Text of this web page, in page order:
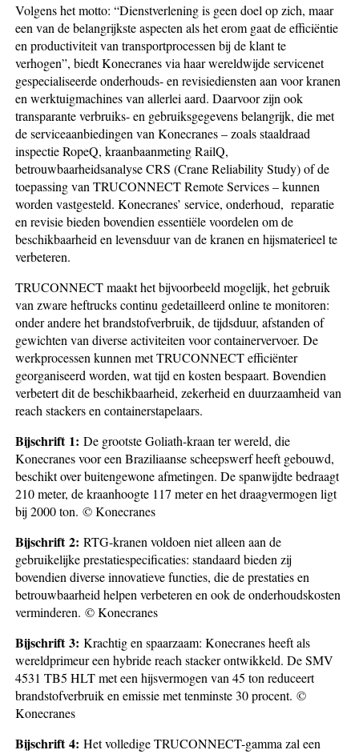
Volgens het motto: “Dienstverlening is geen doel op zich, maar
een van de be­langrijkste aspecten als het erom gaat de efficiëntie
en productiviteit van transportprocessen bij de klant te
verhogen”, biedt Konecranes via haar wereldwijde servicenet
gespecialiseerde onderhouds- en revisie­diensten aan voor kranen
en werktuigmachines van allerlei aard. Daarvoor zijn ook
transparante verbruiks- en gebruiksgegevens belangrijk, die met
de serviceaanbiedingen van Konecranes – zoals staaldraad
inspectie RopeQ, kraanbaanmeting RailQ,
betrouwbaarheidsanalyse CRS (Crane Relia­bility Study) of de
toepassing van TRUCONNECT Remote Services – kunnen
worden vastgesteld. Konecranes’ service, onderhoud, reparatie
en revisie bieden bovendien essentiële voordelen om de
beschikbaarheid en levensduur van de kranen en hijsmaterieel te
verbeteren.
TRUCONNECT maakt het bijvoorbeeld mogelijk, het gebruik
van zware hef­trucks continu gedetailleerd online te monitoren:
onder andere het brand­stofverbruik, de tijdsduur, afstanden of
gewichten van diverse activi­teiten voor containervervoer. De
werkprocessen kunnen met TRUCONNECT efficiënter
georganiseerd worden, wat tijd en kosten bespaart. Bovendien
verbetert dit de beschikbaarheid, zekerheid en duurzaamheid van
reach stackers en containerstapelaars.
Bijschrift 1:De grootste Goliath-kraan ter wereld, die
Konecranes voor een Braziliaanse scheepswerf heeft gebouwd,
beschikt over buitengewone afmetingen. De spanwijdte bedraagt
210 meter, de kraan­hoogte 117 meter en het draag­vermogen ligt
bij 2000 ton. © Konecranes
Bijschrift2:RTG-kranen voldoen niet alleen aan de
gebruikelijke prestatiespecificaties: standaard bieden zij
bovendien diverse innovatieve functies, die de prestaties en
betrouwbaarheid helpen verbeteren en ook de onderhouds­kosten
verminderen. © Konecranes
Bijschrift3:Krachtig en spaarzaam: Konecranes heeft als
wereldprimeur een hybride reach stacker ontwikkeld. De SMV
4531 TB5 HLT met een hijsvermogen van 45 ton reduceert
brandstof­verbruik en emissie met tenminste 30 procent. ©
Konecranes
Bijschrift4:Het volledige TRUCONNECT-gamma zal een